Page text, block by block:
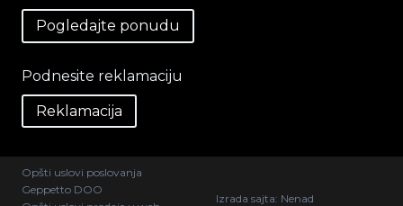
Pogledajte ponudu
Podnesite reklamaciju
Reklamacija
Opšti uslovi poslovanja
Geppetto DOO
Izrada sajta: Nenad